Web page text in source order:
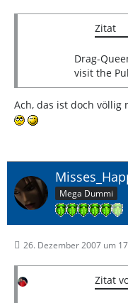
Zitat
Drag-
visit the
Ach, das ist doch völlig
Mega Dummi
26. Dezember 2007 um
Zitat